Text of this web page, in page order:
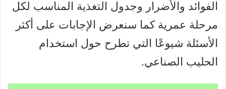
الفوائد والأضرار وجدول التغذية المناسب لكل
مرحلة عمرية كما سنعرض الإجابات على أكثر
الأسئلة شيوعًا التي تطرح حول استخدام
الحليب الصناعي.